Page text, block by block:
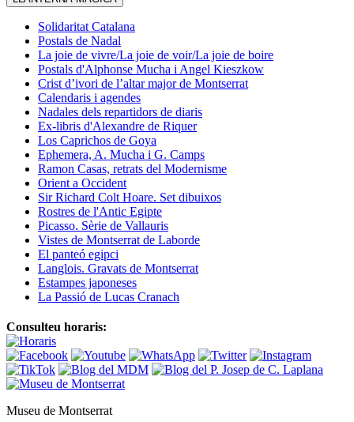
Solidaritat Catalana
Postals de Nadal
La joie de vivre/La joie de voir/La joie de boire
Postals d'Alphonse Mucha i Angel Kieszkow
Crist d’ivori de l’altar major de Montserrat
Calendaris i agendes
Nadales dels repartidors de diaris
Ex-libris d'Alexandre de Riquer
Los Caprichos de Goya
Ephemera, A. Mucha i G. Camps
Ramon Casas, retrats del Modernisme
Orient a Occident
Sir Richard Colt Hoare. Set dibuixos
Rostres de l'Antic Egipte
Picasso. Sèrie de Vallauris
Vistes de Montserrat de Laborde
El panteó egipci
Langlois. Gravats de Montserrat
Estampes japoneses
La Passió de Lucas Cranach
Consulteu horaris:
Museu de Montserrat